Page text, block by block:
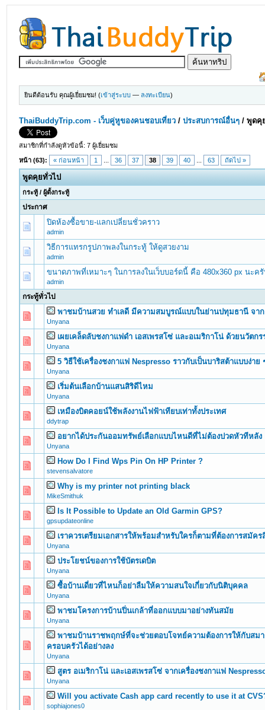
ยินดีต้อนรับ คุณผู้เยี่ยมชม! (เข้าสู่ระบบ — ลงทะเบียน)
ThaiBuddyTrip.com - เว็บคู่หูของคนชอบเที่ยว /ประสบการณ์อื่นๆ /พูดคุ
สมาชิกที่กำลังดูหัวข้อนี้: 7 ผู้เยี่ยมชม
หน้า (63): « ก่อนหน้า 1 36 37 38 39 40 63 ถัดไป »
พูดคุยทั่วไป
กระทู้ /ผู้ตั้งกระทู้
ประกาศ
ปิดห้องซื้อขาย-แลกเปลี่ยนชั่วคราว
admin
วิธีการแทรกรูปภาพลงในกระทู้ ให้ดูสวยงาม
admin
ขนาดภาพที่เหมาะๆ ในการลงในเว็บบอร์ดนี้ คือ 480x360 px นะค
admin
กระทู้ทั่วไป
พาชมบ้านสวย ทำเลดี มีความสมบูรณ์แบบในย่านปทุมธานี จา
Unyana
0 Vote(s) - 0 out of 5 in Average
1 234 5
เผยเคล็ดลับชงกาแฟดำ เอสเพรสโซ่ และอเมริกาโน่ ด้วยนวัตก
Unyana
0 Vote(s) - 0 out of 5 in Average
1234 5
5 วิธีใช้เครื่องชงกาแฟ Nespresso ราวกับเป็นบาริสต้าแบบง่าย
Unyana
0 Vote(s) - 0 out of 5 in Average
12345
เริ่มต้นเลือกบ้านแสนสิริดีไหม
Unyana
0 Vote(s) - 0 out of 5 in Average
12345
เหมืองบิตคอยน์ใช้พลังงานไฟฟ้าเทียบเท่าทั้งประเทศ
ddytrap
0 Vote(s) - 0 out of 5 in Average
12345
อยากได้ประกันออมทรัพย์เลือกแบบไหนดีที่ไม่ต้องปวดหัวทีหลัง
Unyana
0 Vote(s) - 0 out of 5 in Average
1234 5
How Do I Find Wps Pin On HP Printer ?
stevensalvatore
0 Vote(s) - 0 out of 5 in Average
1234 5
Why is my printer not printing black
MikeSmithuk
0 Vote(s) - 0 out of 5 in Average
123 45
Is It Possible to Update an Old Garmin GPS?
gpsupdateonline
0 Vote(s) - 0 out of 5 in Average
1 2345
เราควรเตรียมเอกสารให้พร้อมสำหรับใครก็ตามที่ต้องการสมัคร
Unyana
0 Vote(s) - 0 out of 5 in Average
12 3 4 5
ประโยชน์ของการใช้บัตรเดบิต
Unyana
0 Vote(s) - 0 out of 5 in Average
12345
ซื้อบ้านเดี่ยวที่ไหนก็อย่าลืมให้ความสนใจเกี่ยวกับนิติบุคคล
Unyana
0 Vote(s) - 0 out of 5 in Average
12345
พาชมโครงการบ้านปิ่นเกล้าที่ออกแบบมาอย่างทันสมัย
Unyana
0 Vote(s) - 0 out of 5 in Average
1 2345
พาชมบ้านราชพฤกษ์ที่จะช่วยตอบโจทย์ความต้องการให้กับสม
ครอบครัวได้อย่างลง
Unyana
0 Vote(s) - 0 out of 5 in Average
1
สูตร อเมริกาโน่ และเอสเพรสโซ่ จากเครื่องชงกาแฟ
Unyana
0 Vote(s) - 0 out of 5 in Average
12345
Will you activate Cash app card recently to use it at
sophiajones0
0 Vote(s) - 0 out of 5 in Average
12 345